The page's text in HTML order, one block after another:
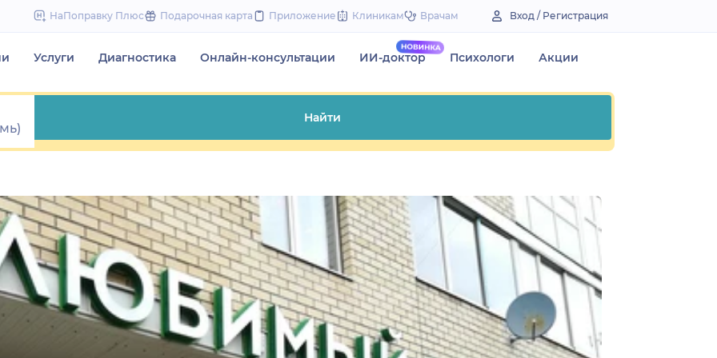
to
НаПоправку Плюс Подарочная карта Приложение Клиникам Врачам Вход / Регистрация
Услуги Диагностика Онлайн-консультации ИИ-доктор Психологи Акции
Найти